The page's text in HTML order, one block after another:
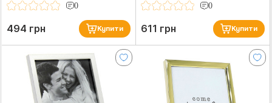
0
494 грн Купити
0
611 грн Купити